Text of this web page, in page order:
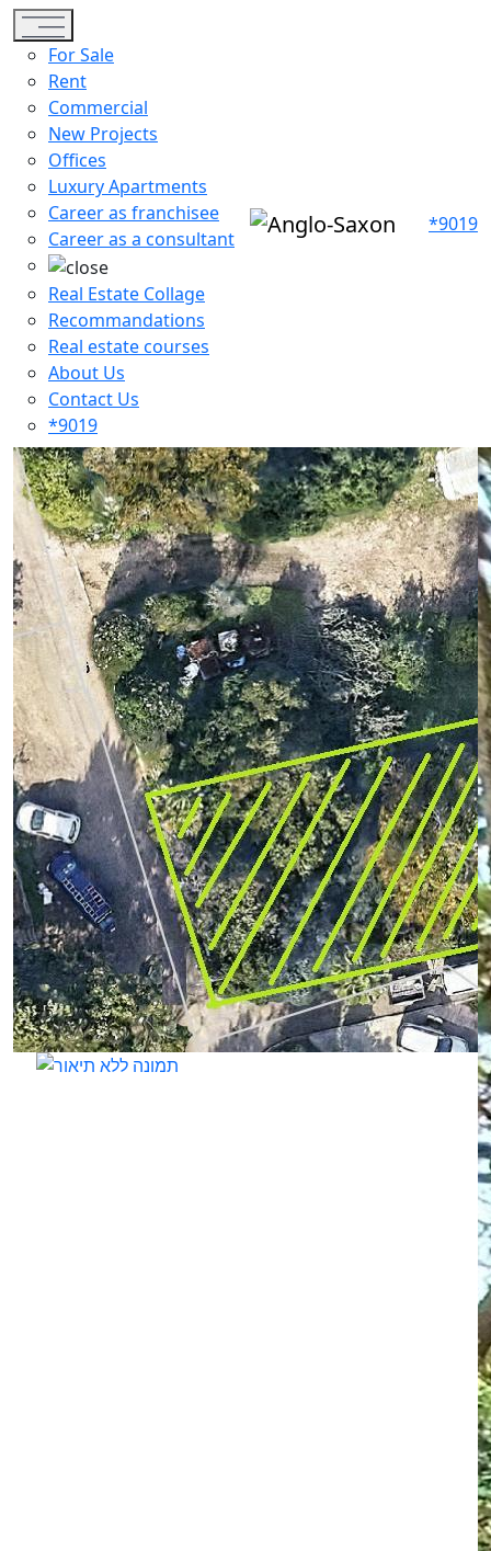
Toggle navigation
For Sale
Rent
Commercial
New Projects
Offices
Luxury Apartments
Career as franchisee
Career as a consultant
Real Estate Collage
Recommandations
Real estate courses
About Us
Contact Us
*9019
*9019